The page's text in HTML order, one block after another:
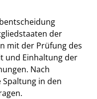
der
mit der Prüfung des
und Einhaltung der
Nach
in den